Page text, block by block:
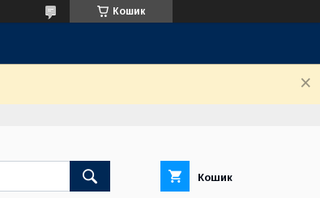
Кошик
Кошик